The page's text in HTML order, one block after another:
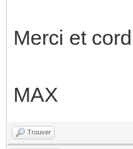
Merci et
MAX
Trouver